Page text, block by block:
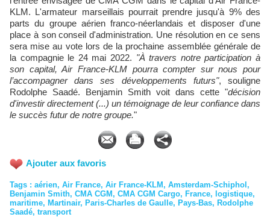
KLM. L'armateur marseillais pourrait prendre jusqu'à 9% des
parts du groupe aérien franco-néerlandais et disposer d'une
place à son conseil d'administration. Une résolution en ce sens
sera mise au vote lors de la prochaine assemblée générale de
la compagnie le 24 mai 2022. "À travers notre participation à
son capital, Air France-KLM pourra compter sur nous pour
l’accompagner dans ses développements futurs", souligne
Rodolphe Saadé. Benjamin Smith voit dans cette "décision
d'investir directement (...) un témoignage de leur confiance dans
le succès futur de notre groupe."
Ajouter aux favoris
Tags : aérien, Air France, Air France-KLM, Amsterdam-Schiphol,
Benjamin Smith, CMA CGM, CMA CGM Cargo, France, logistique,
maritime, Martinair, Paris-Charles de Gaulle, Pays-Bas, Rodolphe
Saadé, transport